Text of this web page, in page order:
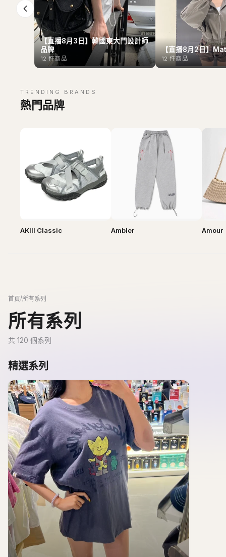
【直播8月3日】韓國東大門設計師
品牌
12 件商品
【直播8月2日】
12件商品
TRENDING BRANDS
熱門品牌
AKIII Classic Ambler Amour
首頁/所有系列
所有系列
共 120 個系列
精選系列